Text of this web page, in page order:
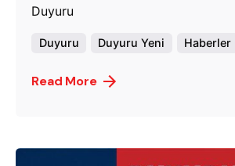
Duyuru
Duyuru Duyuru Yeni Haberler
Read More